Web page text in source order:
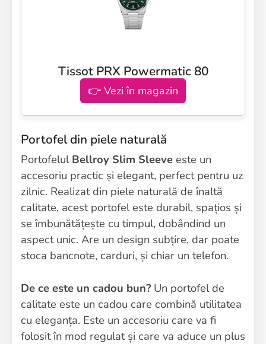
Tissot PRX Powermatic 80
👉 Vezi în magazin
Portofel din piele naturală
Portofelul Bellroy Slim Sleeve este un
accesoriu practic și elegant, perfect pentru uz
zilnic. Realizat din piele naturală de înaltă
calitate, acest portofel este durabil, spațios și
se îmbunătățește cu timpul, dobândind un
aspect unic. Are un design subțire, dar poate
stoca bancnote, carduri, și chiar un telefon.
De ce este un cadou bun? Un portofel de
calitate este un cadou care combină utilitatea
cu eleganța. Este un accesoriu care va fi
folosit în mod regulat și care va aduce un plus